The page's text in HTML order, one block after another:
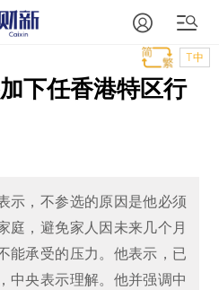
T中
下任香港特区行
示，不参选的原因是他必须
庭，避免家人因未来几个月
能承受的压力。他表示，已
中央表示理解。他并强调中